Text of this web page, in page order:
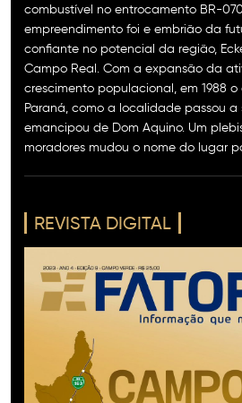
combustível no entrocamento BR-
empreendimento foi e embrião da
confiante no potencial da região,
Campo Real. Com a expansão da
crescimento populacional, em 1988
Paraná, como a localidade passou a
emancipou de Dom Aquino. Um
moradores mudou o nome do lugar
REVISTA DIGITAL